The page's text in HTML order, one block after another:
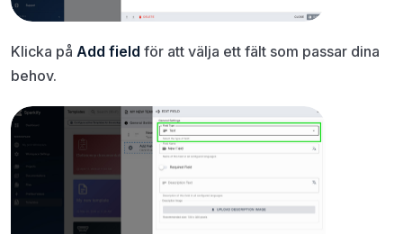
Klicka på Add field för att välja ett fält som passar dina
behov.